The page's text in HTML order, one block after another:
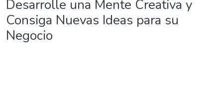
Desarrolle una Mente Creativa y
Consiga Nuevas Ideas para su
Negocio